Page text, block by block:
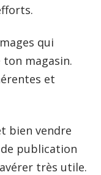
qui
magasin.
et
bien vendre
publication
très utile.